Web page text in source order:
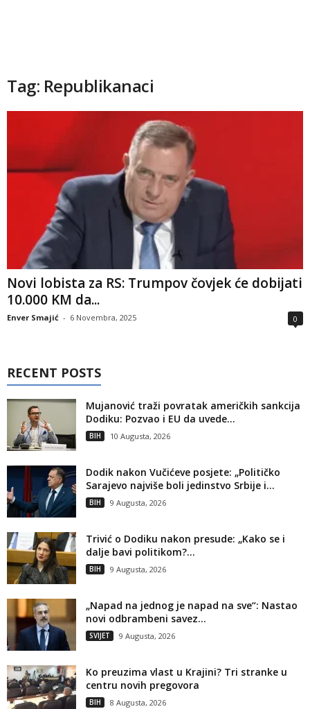
Tag: Republikanaci
Novi lobista za RS: Trumpov čovjek će dobijati
10.000 KM da...
Enver Smajić - 6 Novembra, 2025 0
RECENT POSTS
Mujanović traži povratak američkih sankcija
Dodiku: Pozvao i EU da uvede...
BIH 10 Augusta, 2026
Dodik nakon Vučićeve posjete: „Političko
Sarajevo najviše boli jedinstvo Srbije i...
BIH 9 Augusta, 2026
Trivić o Dodiku nakon presude: „Kako se i
dalje bavi politikom?...
BIH 9 Augusta, 2026
„Napad na jednog je napad na sve“: Nastao
novi odbrambeni savez...
SVIJET 9 Augusta, 2026
Ko preuzima vlast u Krajini? Tri stranke u
centru novih pregovora
BIH 8 Augusta, 2026